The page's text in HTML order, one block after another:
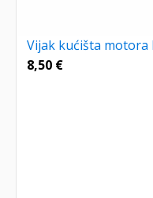
Vijak kućišta motora
8,50 €